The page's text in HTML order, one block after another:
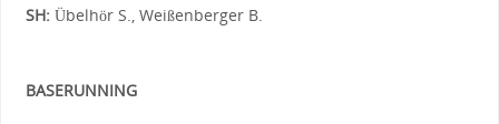
SH:Übelhör S., Weißenberger B.
BASERUNNING